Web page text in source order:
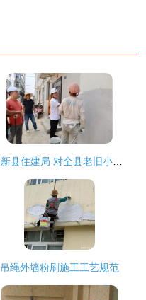
吊绳外墙粉刷施工工艺规范